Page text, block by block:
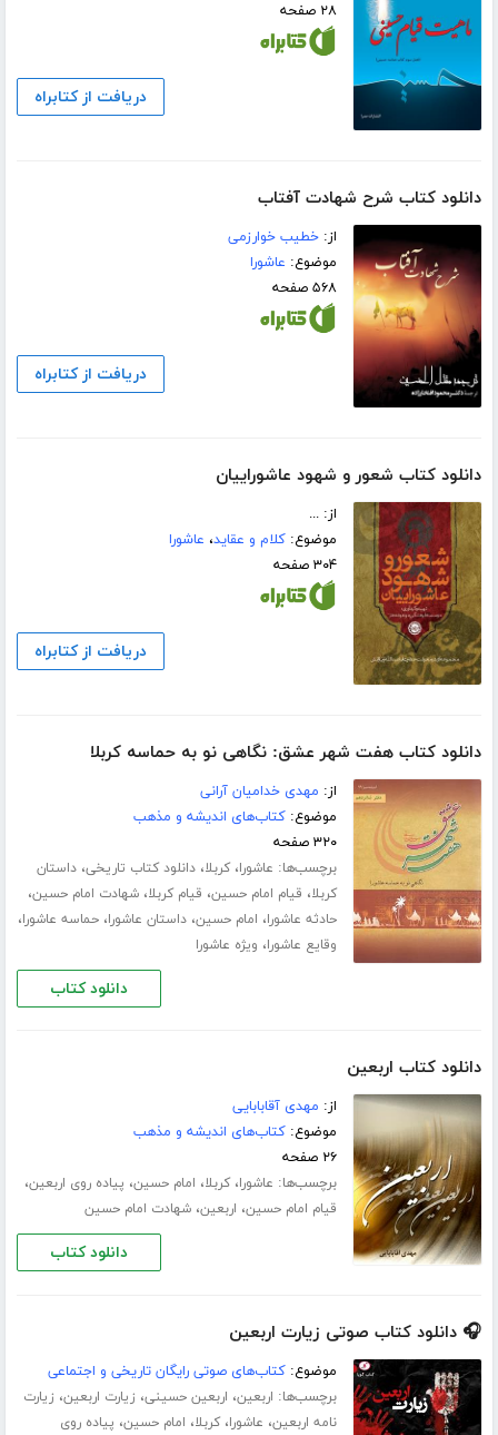
۲۸ صفحه
دریافت از کتابراه
دانلود کتاب شرح شهادت آفتاب
از:خطیب خوارزمی
موضوع: عاشورا
۵۶۸ صفحه
دریافت از کتابراه
دانلود کتاب شعور و شهود عاشوراییان
از: ...
موضوع:کلام و عقاید، عاشورا
۳۰۴ صفحه
دریافت از کتابراه
دانلود کتاب هفت شهر عشق: نگاهی نو به حماسه کربلا
از: مهدی خدامیان آرانی
موضوع:کتاب‌های اندیشه و مذهب
۳۲۰ صفحه
برچسب‌ها: عاشورا،کربلا،دانلود کتاب تاریخی،داستان
کربلا، قیام امام حسین، قیام کربلا،شهادت امام حسین،
حادثه عاشورا، امام حسین،داستان عاشورا،حماسه عاشورا،
وقایع عاشورا، ویژه عاشورا
دانلود کتاب
دانلود کتاب اربعین
از: مهدی آقابابایی
موضوع:کتاب‌های اندیشه و مذهب
۲۶ صفحه
برچسب‌ها: عاشورا،کربلا، امام حسین، پیاده روی اربعین،
قیام امام حسین، اربعین،شهادت امام حسین
دانلود کتاب
🎧 دانلود کتاب صوتی زیارت اربعین
موضوع:کتاب‌های صوتی رایگان تاریخی و اجتماعی
برچسب‌ها: اربعین، اربعین حسینی، زیارت اربعین، زیارت
نامه اربعین، عاشورا،کربلا، امام حسین، پیاده روی